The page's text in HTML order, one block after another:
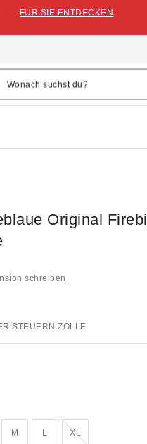
FÜR SIE ENTDECKEN
Original
schreiben
STEUERN ZÖLLE
M L XLAusverkauft!